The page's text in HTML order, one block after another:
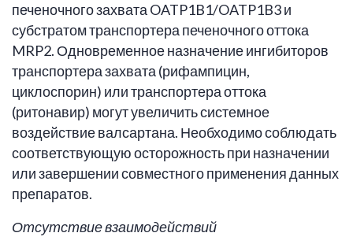
печеночного захвата OATP1B1/OATP1B3 и
субстратом транспортера печеночного оттока
MRP2. Одновременное назначение ингибиторов
транспортера захвата (рифампицин,
циклоспорин) или транспортера оттока
(ритонавир) могут увеличить системное
воздействие валсартана. Необходимо соблюдать
соответствующую осторожность при назначении
или завершении совместного применения данных
препаратов.
Отсутствие взаимодействий